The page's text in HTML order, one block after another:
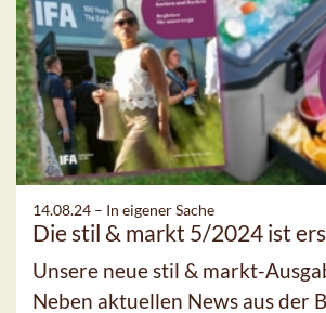
14.08.24 – In eigener Sache
Die stil & markt 5/2024 ist
Unsere neue stil & markt-
Neben aktuellen News aus der